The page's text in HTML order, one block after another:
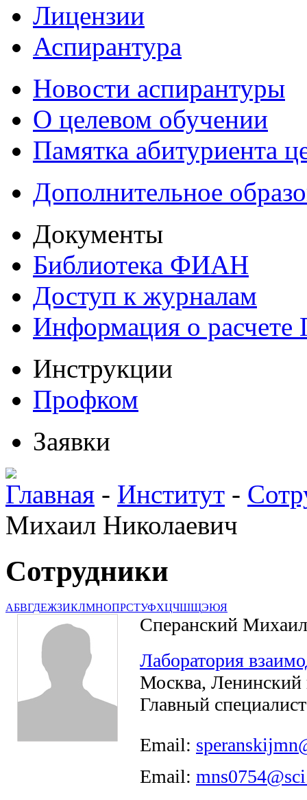
Лицензии
Аспирантура
Новости аспирантуры
О целевом обучении
Памятка абитуриента
Дополнительное
Документы
Библиотека ФИАН
Доступ к журналам
Информация о
Инструкции
Профком
Заявки
Главная - Институт -
Михаил Николаевич
Сотрудники
АБВГДЕЖЗИКЛМНОПРСТУФХЦЧШЩЭЮЯ
Сперанский
Лаборатория
Москва, Ленинский
Главный специалист
Email:
Email: